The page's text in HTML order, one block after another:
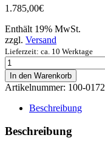
1.785,00€
Enthält 19% MwSt.
zzgl. Versand
Lieferzeit: ca. 10 Werktage
LINK
-
MXG
Strada
Dash
-
In den Warenkorb
Artikelnummer: 100-0172
Beschreibung
Beschreibung